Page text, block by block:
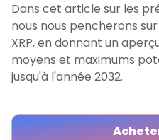
Dans cet article sur les
nous nous pencherons
XRP, en donnant un
moyens et maximums
jusqu'à l'année 2032.